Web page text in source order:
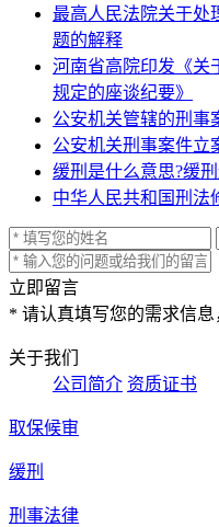
最高人民法院关于处
题的解释
河南省高院印发《关
规定的座谈纪要》
公安机关管辖的刑事
公安机关刑事案件立
缓刑是什么意思?缓
中华人民共和国刑法
立即留言
* 请认真填写您的需求信
关于我们
公司简介 资质证书
取保候审
缓刑
刑事法律